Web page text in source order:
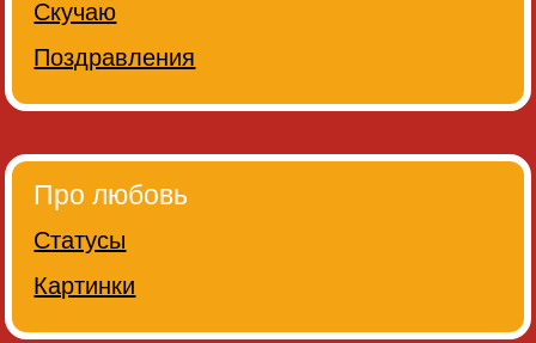
Скучаю
Поздравления
Про любовь
Статусы
Картинки